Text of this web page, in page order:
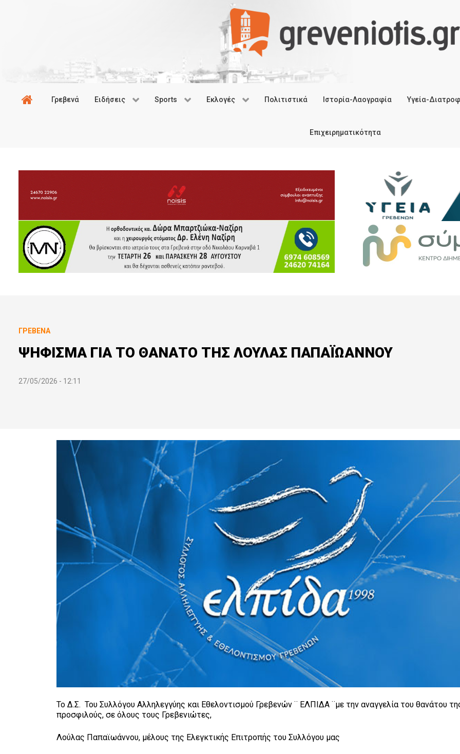
Γρεβενά Ειδήσεις Sports Εκλογές Πολιτιστικά Ιστορία-Λαογραφία Υγεία-
Επιχειρηματικότητα
ΓΡΕΒΕΝΆ
ΨΗΦΙΣΜΑ ΓΙΑ ΤΟ ΘΑΝΑΤΟ ΤΗΣ ΛΟΥΛΑΣ ΠΑΠΑΪΩΑΝΝΟΥ
27/05/2026 - 12:11
Το Δ.Σ. Του Συλλόγου Αλληλεγγύης και Εθελοντισμού Γρεβενών ¨ ΕΛΠΙΔΑ ¨με την αναγγελία του θανάτου
προσφιλούς, σε όλους τους Γρεβενιώτες,
Λούλας Παπαϊωάννου, μέλους της Ελεγκτικής Επιτροπής του Συλλόγου μας